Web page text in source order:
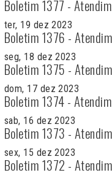
Boletim 1377 -
ter, 19 dez 2023
Boletim 1376 -
seg, 18 dez 2023
Boletim 1375 -
dom, 17 dez 2023
Boletim 1374 -
sab, 16 dez 2023
Boletim 1373 -
sex, 15 dez 2023
Boletim 1372 -